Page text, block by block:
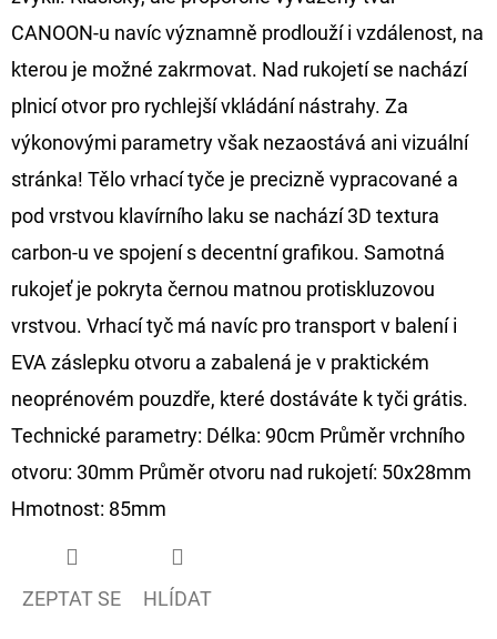
CANOON-u navíc významně prodlouží i vzdálenost, na
kterou je možné zakrmovat. Nad rukojetí se nachází
plnicí otvor pro rychlejší vkládání nástrahy. Za
výkonovými parametry však nezaostává ani vizuální
stránka! Tělo vrhací tyče je precizně vypracované a
pod vrstvou klavírního laku se nachází 3D textura
carbon-u ve spojení s decentní grafikou. Samotná
rukojeť je pokryta černou matnou protiskluzovou
vrstvou. Vrhací tyč má navíc pro transport v balení i
EVA záslepku otvoru a zabalená je v praktickém
neoprénovém pouzdře, které dostáváte k tyči grátis.
Technické parametry: Délka: 90cm Průměr vrchního
otvoru: 30mm Průměr otvoru nad rukojetí: 50x28mm
Hmotnost: 85mm
ZEPTAT SE HLÍDAT
CARP
FLOAT
202
Původně:
Kč